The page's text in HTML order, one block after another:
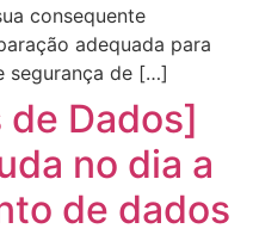
consequente
adequada para
segurança de […]
Dados]
no dia a
de dados